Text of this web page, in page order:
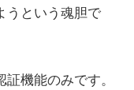
うという魂胆で
機能のみです。